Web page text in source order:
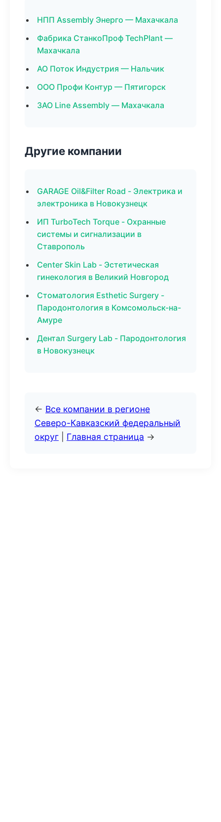
НПП Assembly Энерго — Махачкала
Фабрика СтанкоПроф TechPlant —
Махачкала
АО Поток Индустрия — Нальчик
ООО Профи Контур — Пятигорск
ЗАО Line Assembly — Махачкала
Другие компании
GARAGE Oil&Filter Road - Электрика и
электроника в Новокузнецк
ИП TurboTech Torque - Охранные
системы и сигнализации в
Ставрополь
Center Skin Lab - Эстетическая
гинекология в Великий Новгород
Стоматология Esthetic Surgery -
Пародонтология в Комсомольск-на-
Амуре
Дентал Surgery Lab - Пародонтология
в Новокузнецк
← Все компании в регионе
Северо-Кавказский федеральный
округ
Главная страница →